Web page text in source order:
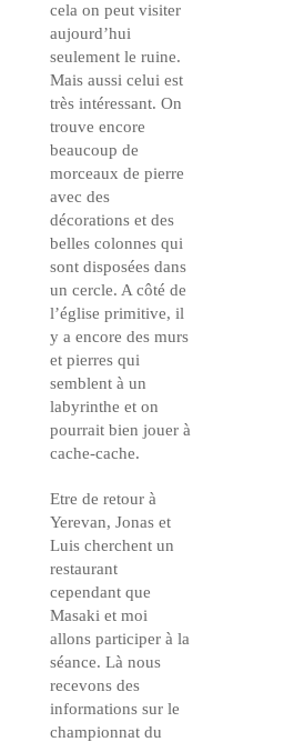
cela on peut visiter
aujourd’hui
seulement le ruine.
Mais aussi celui est
très intéressant. On
trouve encore
beaucoup de
morceaux de pierre
avec des
décorations et des
belles colonnes qui
sont disposées dans
un cercle. A côté de
l’église primitive, il
y a encore des murs
et pierres qui
semblent à un
labyrinthe et on
pourrait bien jouer à
cache-cache.
Etre de retour à
Yerevan, Jonas et
Luis cherchent un
restaurant
cependant que
Masaki et moi
allons participer à la
séance. Là nous
recevons des
informations sur le
championnat du